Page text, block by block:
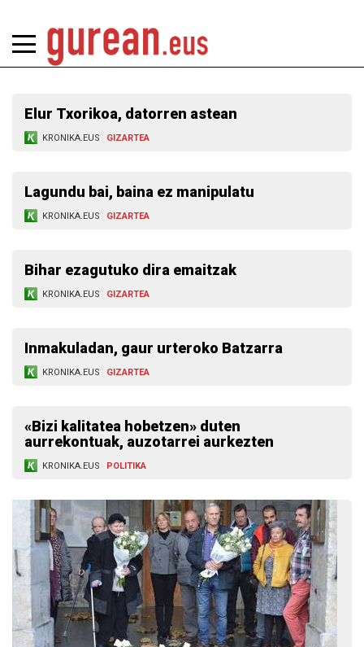
Elur Txorikoa, datorren astean
KRONIKA.EUS GIZARTEA
Lagundu bai, baina ez manipulatu
KRONIKA.EUS GIZARTEA
Bihar ezagutuko dira emaitzak
KRONIKA.EUS GIZARTEA
Inmakuladan, gaur urteroko Batzarra
KRONIKA.EUS GIZARTEA
«Bizi kalitatea hobetzen» duten
aurrekontuak, auzotarrei aurkezten
KRONIKA.EUS POLITIKA